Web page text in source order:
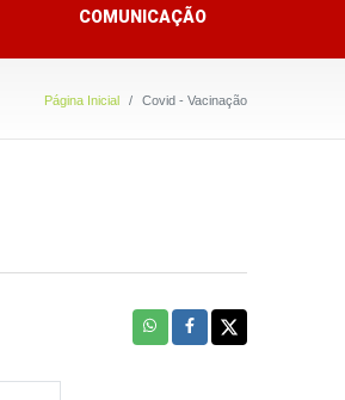
COMUNICAÇÃO
Página Inicial Covid - Vacinação